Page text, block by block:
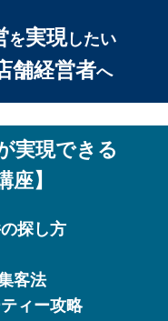
を実現したい
舗経営者へ
実現できる
座】
探し方
客法
ィー攻略